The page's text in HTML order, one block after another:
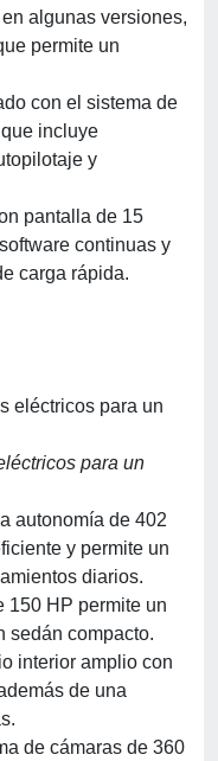
algunas versiones,
permite un
con el sistema de
incluye
y
pantalla de 15
continuas y
carga rápida.
para un
autonomía de 402
y permite un
diarios.
150 HP permite un
sedán compacto.
interior amplio con
de una
de cámaras de 360